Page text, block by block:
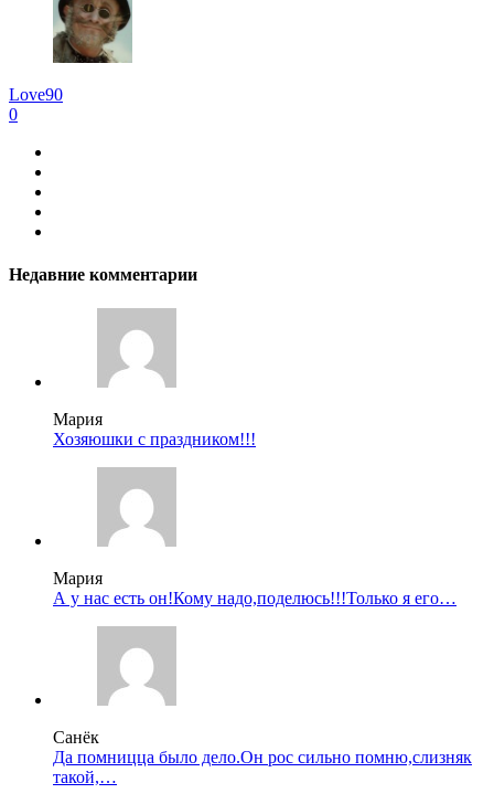
Love90
0
Недавние комментарии
Мария
Хозяюшки с праздником!!!
Мария
А у нас есть он!Кому надо,поделюсь!!!Только я его…
Санёк
Да помницца было дело.Он рос сильно помню,слизняк
такой,…